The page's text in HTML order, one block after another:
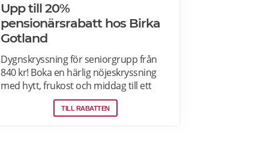
Upp till 20%
pensionärsrabatt hos Birka
Gotland
Dygnskryssning för seniorgrupp från
840 kr! Boka en härlig nöjeskryssning
med hytt, frukost och middag till ett
riktigt bra pris! Kryssningar till Visby,
Riga, Bornholm, Åland, Höga Kusten
TILL RABATTEN